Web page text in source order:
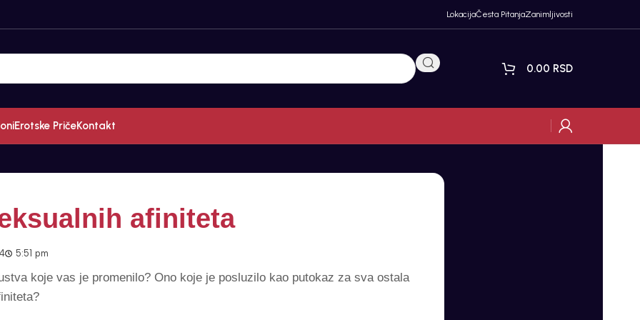
LokacijaČesta PitanjaZanimljivosti
0.00 RSD
Erotske PričeKontakt
afiniteta
5:51 pm
koje vas je promenilo? Ono koje je posluzilo kao putokaz za sva ostala